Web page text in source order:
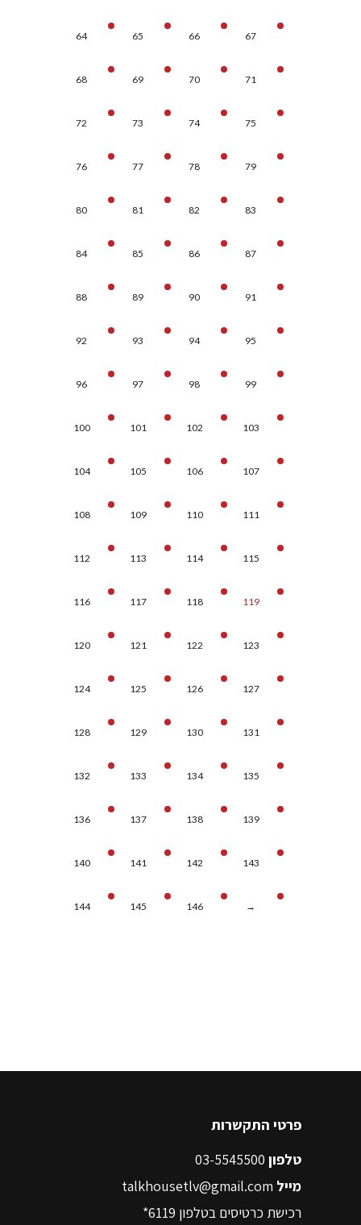
64 65 66 67
68 69 70 71
72 73 74 75
76 77 78 79
80 81 82 83
84 85 86 87
88 89 90 91
92 93 94 95
96 97 98 99
100 101 102 103
104 105 106 107
108 109 110 111
112 113 114 115
116 117 118 119
120 121 122 123
124 125 126 127
128 129 130 131
132 133 134 135
136 137 138 139
140 141 142 143
144 145 146 →
פרטי התקשרות
טלפון
מייל talkhousetlv@gmail.com
רכישת כרטיסים בטלפון 6119*